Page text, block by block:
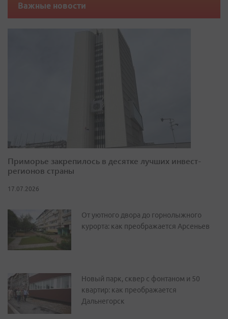
Важные новости
Приморье закрепилось в десятке лучших инвест-
регионов страны
17.07.2026
От уютного двора до горнолыжного
курорта: как преображается Арсеньев
Новый парк, сквер с фонтаном и 50
квартир: как преображается
Дальнегорск